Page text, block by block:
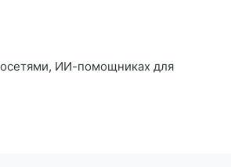
ИИ-помощниках для